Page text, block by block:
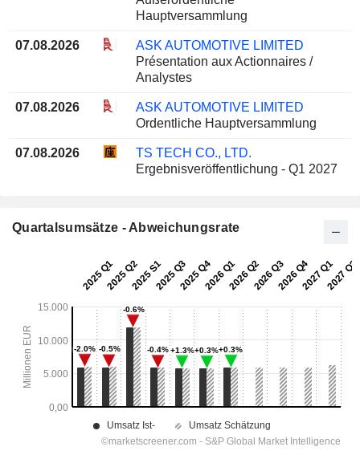
Hauptversammlung
07.08.2026
ASK AUTOMOTIVE LIMITED
Présentation aux Actionnaires /
Analystes
07.08.2026
ASK AUTOMOTIVE LIMITED
Ordentliche Hauptversammlung
07.08.2026
TS TECH CO., LTD.
Ergebnisveröffentlichung - Q1 2027
Quartalsumsätze - Abweichungsrate